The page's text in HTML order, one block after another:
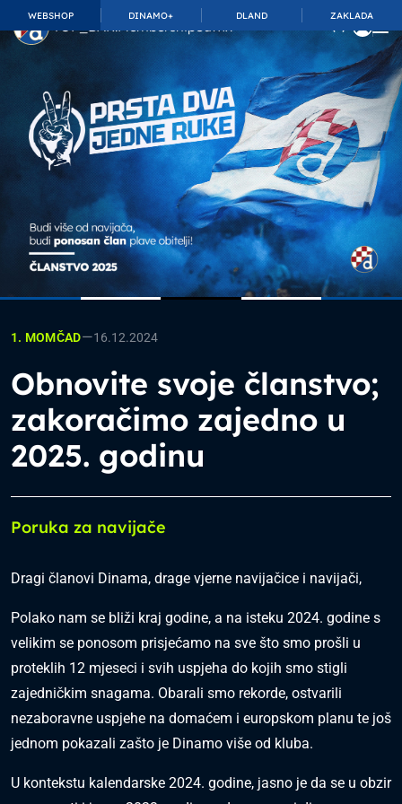
WEBSHOP DINAMO+ DLAND ZAKLADA
TOP_BAR.MembershipSuffix
1. MOMČAD—16.12.2024
Obnovite svoje članstvo;
zakoračimo zajedno u
2025. godinu
Poruka za navijače
Dragi članovi Dinama, drage vjerne navijačice i navijači,
Polako nam se bliži kraj godine, a na isteku 2024. godine s
velikim se ponosom prisjećamo na sve što smo prošli u
proteklih 12 mjeseci i svih uspjeha do kojih smo stigli
zajedničkim snagama. Obarali smo rekorde, ostvarili
nezaboravne uspjehe na domaćem i europskom planu te još
jednom pokazali zašto je Dinamo više od kluba.
U kontekstu kalendarske 2024. godine, jasno je da se u obzir